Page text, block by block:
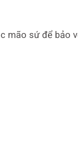
mão sứ để bảo